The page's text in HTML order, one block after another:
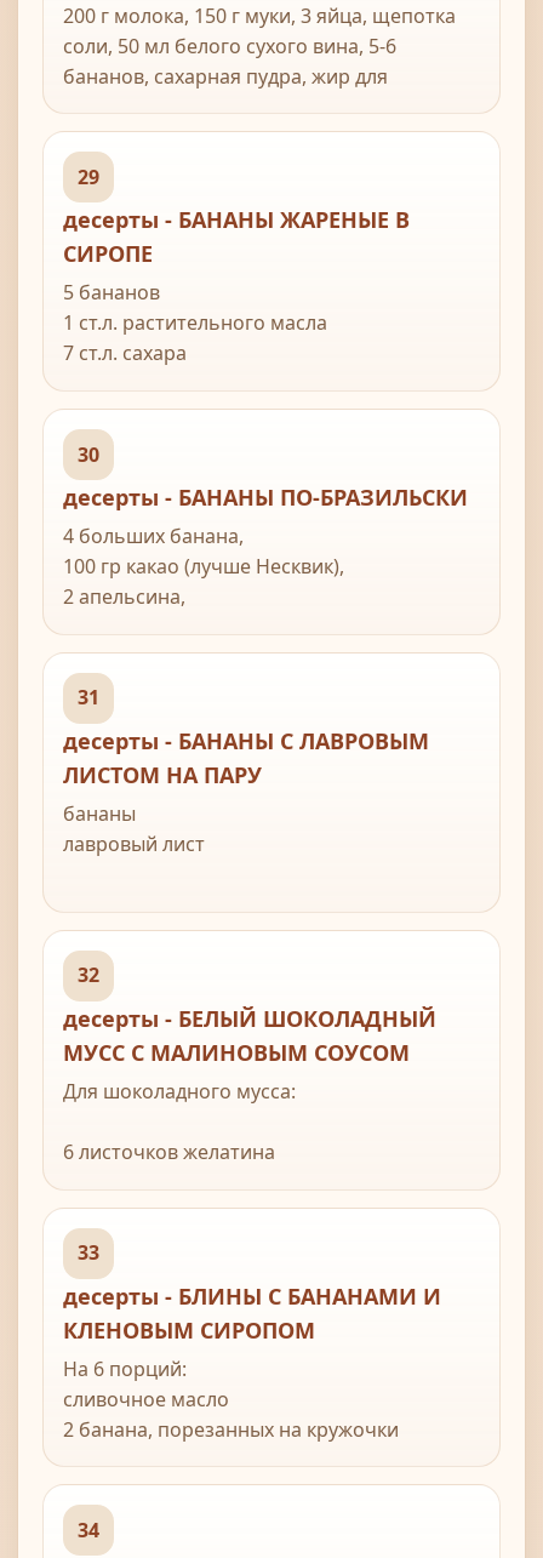
Для шоколадного соуса:
250 г шоколада (как минимум 70% какао)
1 ст л светлой патоки
Для ванильных сливок:
2 ст л жирных сливок
1 ст сахарной пудры
250 мл маскарпоне
1/2 ч л ванильного экстракта
200 г молока, 150 г муки, 3 яйца, щепотка
соли, 50 мл белого сухого вина, 5-6
бананов, сахарная пудра, жир для
жарения.
29
десерты - БАНАНЫ ЖАРЕНЫЕ В
СИРОПЕ
5 бананов
1 ст.л. растительного масла
7 ст.л. сахара
1-2 ч.л. кунжута
Тесто:
1 яйцо
0,25 ст. крахмала
0,5 ст.муки
6 ст.л. холодной воды (или сколько нужно,
растительное масло для фритюра
30
десерты - БАНАНЫ ПО-БРАЗИЛЬСКИ
4 больших банана,
100 гр какао (лучше Несквик),
2 апельсина,
2 стаканчика йогурта.
31
десерты - БАНАНЫ С ЛАВРОВЫМ
ЛИСТОМ НА ПАРУ
бананы
лавровый лист
32
десерты - БЕЛЫЙ ШОКОЛАДНЫЙ
МУСС С МАЛИНОВЫМ СОУСОМ
Для шоколадного мусса:
6 листочков желатина
100 г сахара
300 г белого шоколада
1 ст. л. апельсинового ликера
Для малинового соуса:
200 г малины
3 ст.л. сахара
малина для украшения
33
десерты - БЛИНЫ С БАНАНАМИ И
КЛЕНОВЫМ СИРОПОМ
На 6 порций:
сливочное масло
2 банана, порезанных на кружочки
25 г орехов пекан, мелко порезанных
4 готовых блина
кленовый сироп
ванильное мороженое
34